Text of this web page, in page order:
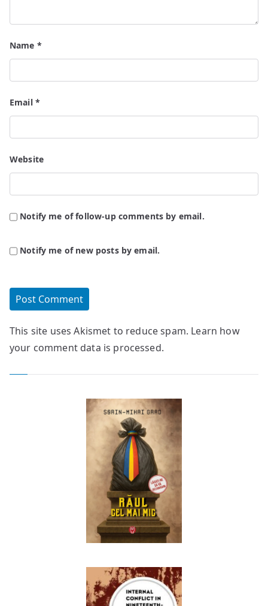
Name *
Email *
Website
Notify me of follow-up comments by email.
Notify me of new posts by email.
This site uses Akismet to reduce spam. Learn how
your comment data is processed.